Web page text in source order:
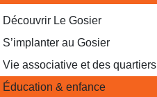
Découvrir Le Gosier
S’implanter au Gosier
Vie associative et des quartiers
Éducation & enfance